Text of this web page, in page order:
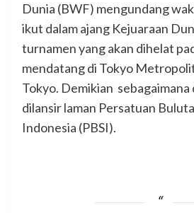
Dunia (BWF) mengundang
ikut dalam ajang Kejuaraan
turnamen yang akan dihelat
mendatang di Tokyo
Tokyo. Demikian sebagaimana
dilansir laman Persatuan
Indonesia (PBSI).